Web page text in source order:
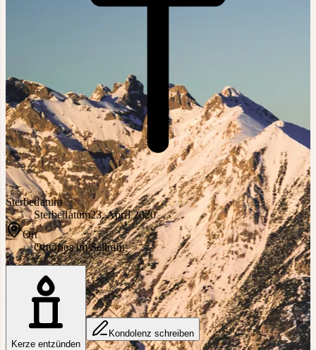
Sterbedatum
Sterbedatum23. April 2020
Ort
OrtGries im Sellrain
Kerze entzünden
Kondolenz schreiben